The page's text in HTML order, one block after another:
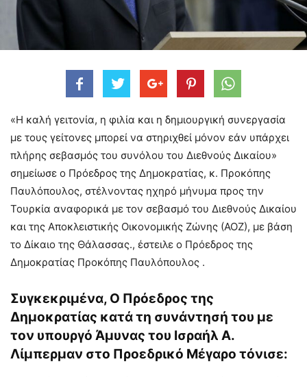
«Η καλή γειτονία, η φιλία και η δημιουργική συνεργασία
με τους γείτονες μπορεί να στηριχθεί μόνον εάν υπάρχει
πλήρης σεβασμός του συνόλου του Διεθνούς Δικαίου»
σημείωσε ο Πρόεδρος της Δημοκρατίας, κ. Προκόπης
Παυλόπουλος, στέλνοντας ηχηρό μήνυμα προς την
Τουρκία αναφορικά με τον σεβασμό του Διεθνούς Δικαίου
και της Αποκλειστικής Οικονομικής Ζώνης (ΑΟΖ), με βάση
το Δίκαιο της Θάλασσας., έστειλε ο Πρόεδρος της
Δημοκρατίας Προκόπης Παυλόπουλος .
Συγκεκριμένα, Ο Πρόεδρος της
Δημοκρατίας κατά τη συνάντησή του με
τον υπουργό Άμυνας του Ισραήλ Α.
Λίμπερμαν στο Προεδρικό Μέγαρο τόνισε: